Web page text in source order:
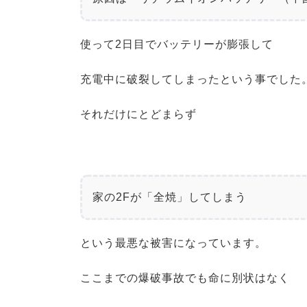
使って2日目でバッテリーが膨張して
充電中に破裂してしまったという事でした
それだけにとどまらず
家の2Fが「全焼」してしまう
という最悪な被害になっています。
ここまでの爆破事故でも命に別状はなく